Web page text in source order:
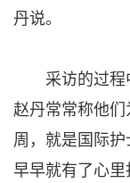
丹说。
采访的过程
赵丹常常称他
周，就是国际
早早就有了心